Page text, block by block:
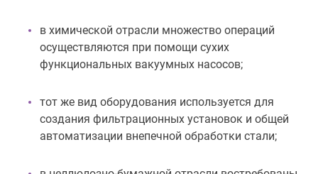
в химической отрасли множество операций
осуществляются при помощи сухих
функциональных вакуумных насосов;
тот же вид оборудования используется для
создания фильтрационных установок и общей
автоматизации внепечной обработки стали;